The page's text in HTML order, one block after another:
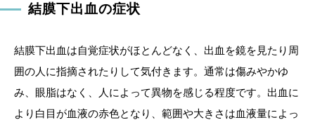
結膜下出血の症状
結膜下出血は自覚症状がほとんどなく、出血を鏡を見たり周
囲の人に指摘されたりして気付きます。通常は傷みやかゆ
み、眼脂はなく、人によって異物を感じる程度です。出血に
より白目が血液の赤色となり、範囲や大きさは血液量によっ